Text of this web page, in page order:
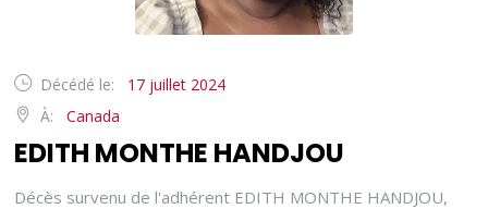
Décédé le:
17 juillet 2024
À:
Canada
EDITH MONTHE HANDJOU
Décès survenu de l'adhérent EDITH MONTHE HANDJOU,